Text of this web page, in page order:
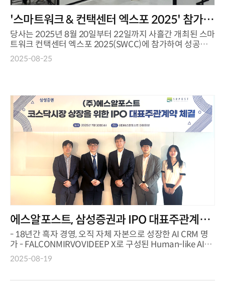
'스마트워크 & 컨택센터 엑스포 2025' 참가
및 '미르보(MIRVO)' 공개
당사는 2025년 8월 20일부터 22일까지 사흘간 개최된 스마
트워크 컨택센터 엑스포 2025(SWCC)에 참가하여 성공적
2025-08-25
에스알포스트, 삼성증권과 IPO 대표주관계약
체결
- 18년간 흑자 경영, 오직 자체 자본으로 성장한 AI CRM 명
가 - FALCONMIRVOVIDEEP X로 구성된 Human-like AI
Trinity 앞세워 차...
2025-08-19